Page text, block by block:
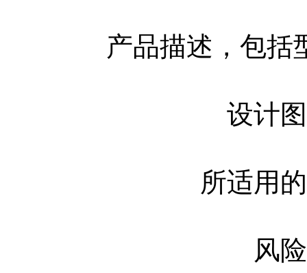
产品描述，包括
设计
所适用
风